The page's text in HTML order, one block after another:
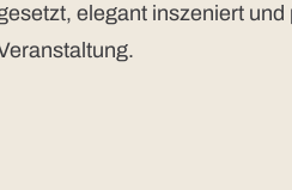
elegant inszeniert